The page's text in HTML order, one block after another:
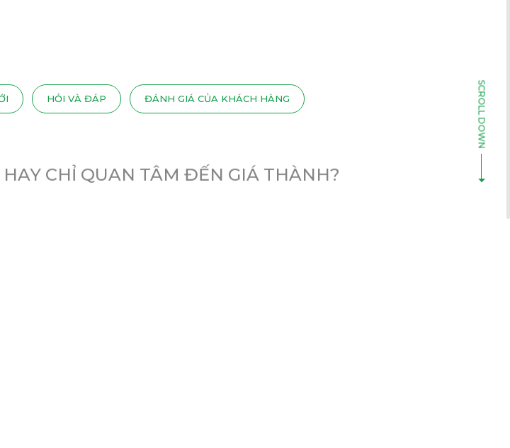
HỎI VÀ ĐÁP ĐÁNH GIÁ CỦA KHÁCH HÀNG
CHỈ QUAN TÂM ĐẾN GIÁ THÀNH?